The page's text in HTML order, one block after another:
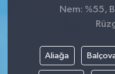
Nem: %55,
Aliağa